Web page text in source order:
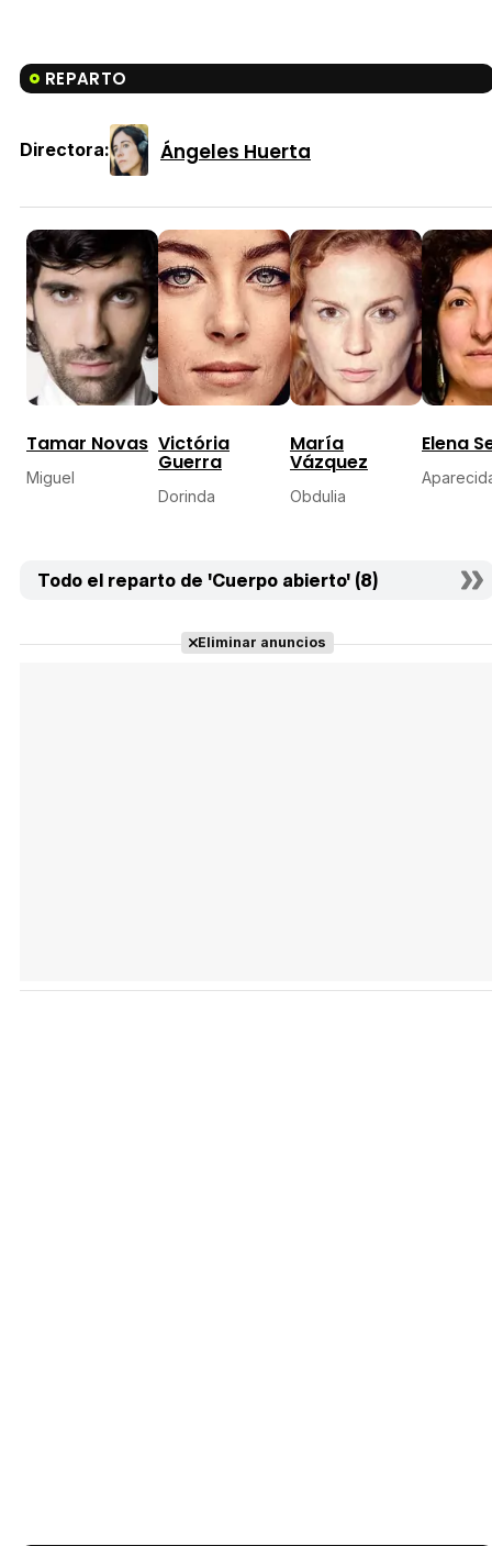
REPARTO
Directora: Ángeles Huerta
Tamar Novas
Miguel
Victória
Guerra
Dorinda
María
Vázquez
Obdulia
Elena
Todo el reparto de 'Cuerpo abierto' (8)
Eliminar anuncios